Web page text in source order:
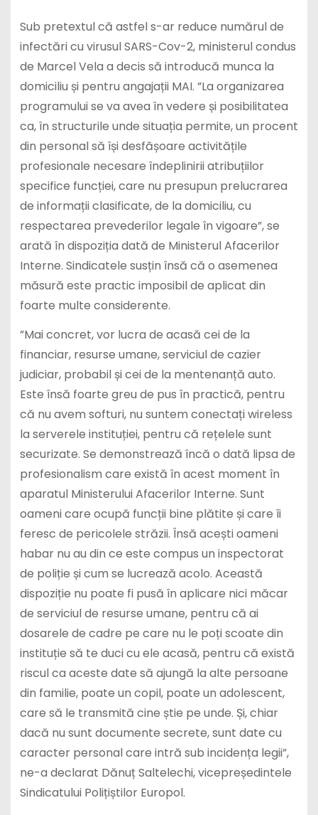
Sub pretextul că astfel s-ar reduce numărul de
infectări cu virusul SARS-Cov-2, ministerul condus
de Marcel Vela a decis să introducă munca la
domiciliu și pentru angajații MAI. ”La organizarea
programului se va avea în vedere și posibilitatea
ca, în structurile unde situația permite, un procent
din personal să își desfășoare activitățile
profesionale necesare îndeplinirii atribuțiilor
specifice funcției, care nu presupun prelucrarea
de informații clasificate, de la domiciliu, cu
respectarea prevederilor legale în vigoare”, se
arată în dispoziția dată de Ministerul Afacerilor
Interne. Sindicatele susțin însă că o asemenea
măsură este practic imposibil de aplicat din
foarte multe considerente.
”Mai concret, vor lucra de acasă cei de la
financiar, resurse umane, serviciul de cazier
judiciar, probabil și cei de la mentenanță auto.
Este însă foarte greu de pus în practică, pentru
că nu avem softuri, nu suntem conectați wireless
la serverele instituției, pentru că rețelele sunt
securizate. Se demonstrează încă o dată lipsa de
profesionalism care există în acest moment în
aparatul Ministerului Afacerilor Interne. Sunt
oameni care ocupă funcții bine plătite și care îi
feresc de pericolele străzii. Însă acești oameni
habar nu au din ce este compus un inspectorat
de poliție și cum se lucrează acolo. Această
dispoziție nu poate fi pusă în aplicare nici măcar
de serviciul de resurse umane, pentru că ai
dosarele de cadre pe care nu le poți scoate din
instituție să te duci cu ele acasă, pentru că există
riscul ca aceste date să ajungă la alte persoane
din familie, poate un copil, poate un adolescent,
care să le transmită cine știe pe unde. Și, chiar
dacă nu sunt documente secrete, sunt date cu
caracter personal care intră sub incidența legii”,
ne-a declarat Dănuț Saltelechi, vicepreședintele
Sindicatului Polițiștilor Europol.